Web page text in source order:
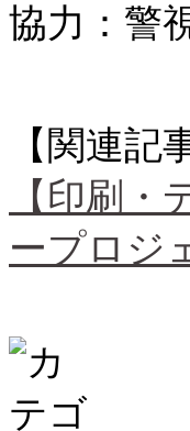
協力：警
【関連記
【印刷
ープロジ